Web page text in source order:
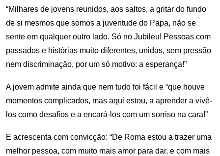
“Milhares de jovens reunidos, aos saltos, a gritar do fundo
de si mesmos que somos a juventude do Papa, não se
sente em qualquer outro lado. Só no Jubileu! Pessoas com
passados e histórias muito diferentes, unidas, sem pressão
nem discriminação, por um só motivo: a esperança!”
A jovem admite ainda que nem tudo foi fácil e “que houve
momentos complicados, mas aqui estou, a aprender a vivê-
los como desafios e a encará-los com um sorriso na cara!”
E acrescenta com convicção: “De Roma estou a trazer uma
melhor pessoa, com muito mais amor para dar, e com mais